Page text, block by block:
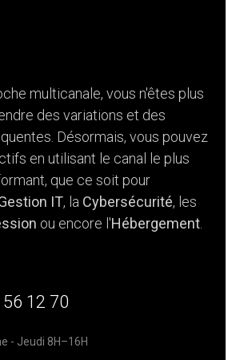
multicanale, vous n'êtes plus
des variations et des
Désormais, vous pouvez
en utilisant le canal le plus
que ce soit pour
IT, la Cybersécurité, les
ou encore l'Hébergement
12 70
- Jeudi 8H–16H